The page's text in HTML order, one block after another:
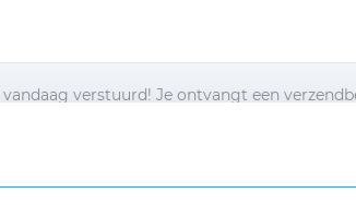
verstuurd! Je ontvangt een